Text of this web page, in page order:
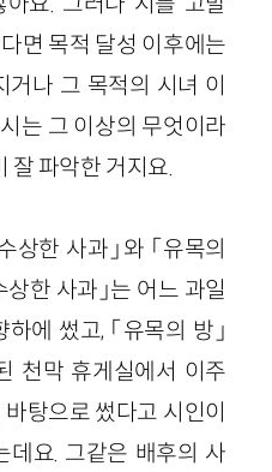
면 목적 달성 이후에는
거나 그 목적의 시녀 이
는 그 이상의 무엇이라
잘 파악한 거지요.
상한 사과」와 「유목의
상한 사과」는 어느 과일
에 썼고, 「유목의 방」
천막 휴게실에서 이주
탕으로 썼다고 시인이
데요. 그같은 배후의 사